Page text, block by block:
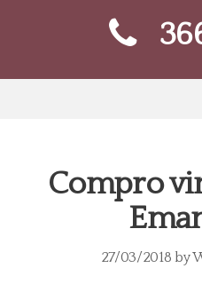
Compro
27/03/2018 by